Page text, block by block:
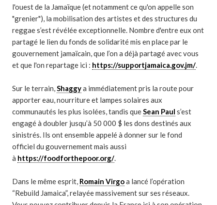
l'ouest de la Jamaïque (et notamment ce qu'on appelle son
"grenier"), la mobilisation des artistes et des structures du
reggae s’est révélée exceptionnelle. Nombre d'entre eux ont
partagé le lien du fonds de solidarité mis en place par le
gouvernement jamaïcain, que l’on a déjà partagé avec vous
et que l'on repartage ici : https://supportjamaica.gov.jm/.
Sur le terrain,Shaggya immédiatement pris la route pour
apporter eau, nourriture et lampes solaires aux
communautés les plus isolées, tandis queSean Paul s’est
engagé à doubler jusqu’à 50 000 $ les dons destinés aux
sinistrés. Ils ont ensemble appelé à donner sur le fond
officiel du gouvernement mais aussi
à https://foodforthepoor.org/.
Dans le même esprit, Romain Virgoa lancé l’opération
“Rebuild Jamaica”, relayée massivement sur ses réseaux.